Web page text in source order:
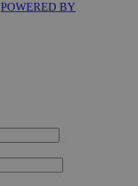
POWERED BY